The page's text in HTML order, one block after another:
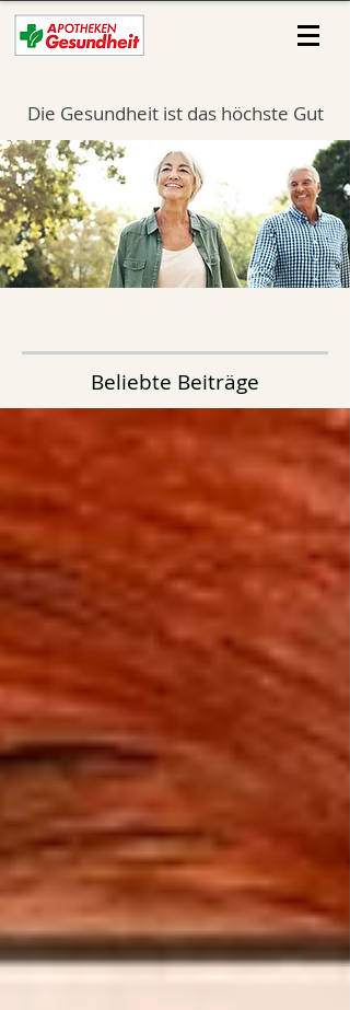
Die Gesundheit ist das höchste Gut
Beliebte Beiträge